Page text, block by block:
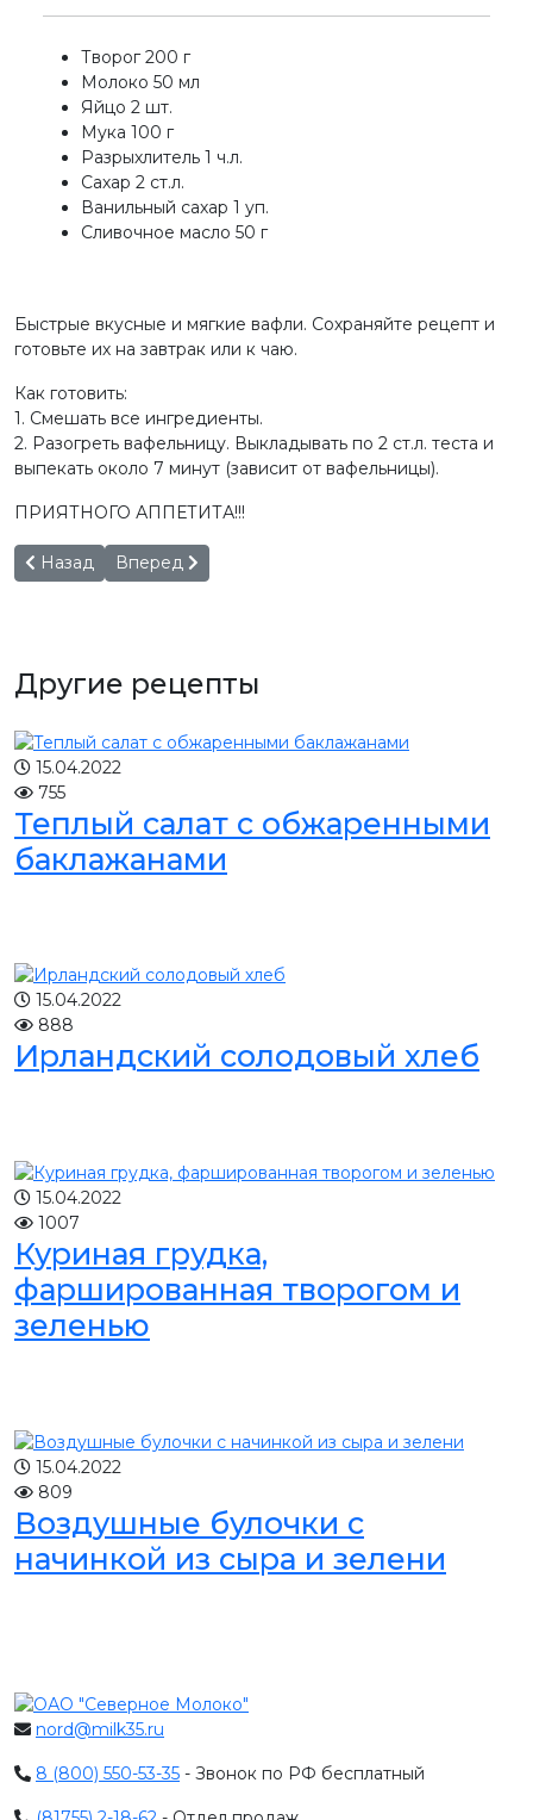
Творог 200 г
Молоко 50 мл
Яйцо 2 шт.
Мука 100 г
Разрыхлитель 1 ч.л.
Сахар 2 ст.л.
Ванильный сахар 1 уп.
Сливочное масло 50 г
Быстрые вкусные и мягкие вафли. Сохраняйте рецепт и
готовьте их на завтрак или к чаю.
Как готовить:
1. Смешать все ингредиенты.
2. Разогреть вафельницу. Выкладывать по 2 ст.л. теста и
выпекать около 7 минут (зависит от вафельницы).
ПРИЯТНОГО АППЕТИТА!!!
Предыдущий: Молочные коржики
Назад Следующий: Ватрушки с творогом, яблоком,
Вперед
Другие рецепты
15.04.2022
755
Теплый салат с обжаренными
баклажанами
15.04.2022
888
Ирландский солодовый хлеб
15.04.2022
1007
Куриная грудка,
фаршированная творогом и
зеленью
15.04.2022
809
Воздушные булочки с
начинкой из сыра и зелени
nord@milk35.ru
8 (800) 550-53-35 - Звонок по РФ бесплатный